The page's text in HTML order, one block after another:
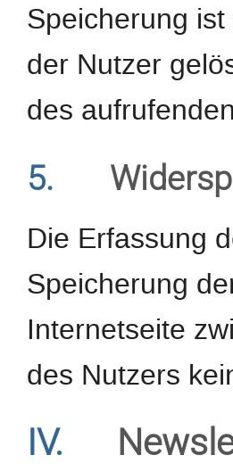
Speicherung
der Nutzer
des
5.
Die Erfassung
Speicherung
Internetseite
des Nutzers
IV.